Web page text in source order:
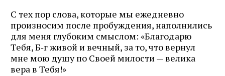
С тех пор слова, которые мы ежедневно
произносим после пробуждения, наполнились
для меня глубоким смыслом: «Благодарю
Тебя, Б‑г живой и вечный, за то, что вернул
мне мою душу по Своей милости — велика
вера в Тебя!»